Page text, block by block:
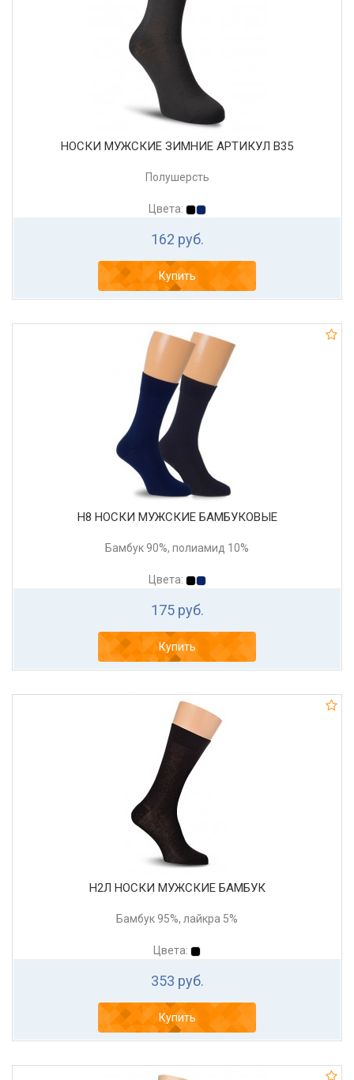
НОСКИ МУЖСКИЕ ЗИМНИЕ АРТИКУЛ В35
Полушерсть
Цвета:
162 руб.
Купить
Н8 НОСКИ МУЖСКИЕ БАМБУКОВЫЕ
Бамбук 90%, полиамид 10%
Цвета:
175 руб.
Купить
Н2Л НОСКИ МУЖСКИЕ БАМБУК
Бамбук 95%, лайкра 5%
Цвета:
353 руб.
Купить